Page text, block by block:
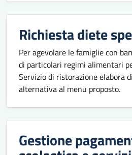
Richiesta diete
Per agevolare le famiglie con
di particolari regimi alimentari
Servizio di ristorazione elabora
alternativa al menu proposto.
Gestione